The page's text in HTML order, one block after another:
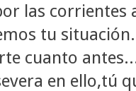
las corrientes
tu
cuanto
en ello,tú